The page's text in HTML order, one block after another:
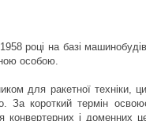
на базі
особою.
для ракетної техніки,
короткий термін
і доменних